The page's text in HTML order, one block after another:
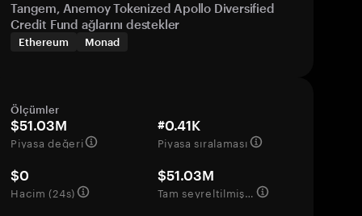
Tangem, Anemoy Tokenized Apollo Diversified
Credit Fund ağlarını destekler
Ethereum Monad
Ölçümler
$51.03M
Piyasa değeri
#0.41K
Piyasa sıralaması
$0
Hacim (24s)
$51.03M
Tam seyreltilmiş değerleme